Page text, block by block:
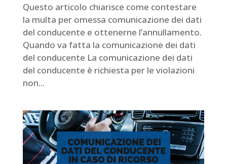
Questo articolo chiarisce come contestare
la multa per omessa comunicazione dei dati
del conducente e ottenerne l’annullamento.
Quando va fatta la comunicazione dei dati
del conducente La comunicazione dei dati
del conducente è richiesta per le violazioni
non...